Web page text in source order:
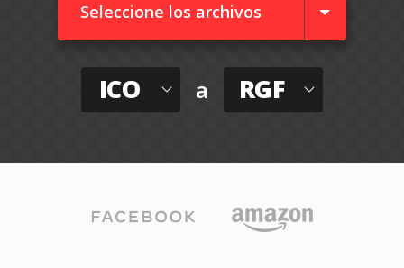
Seleccione los archivos
ICO a RGF